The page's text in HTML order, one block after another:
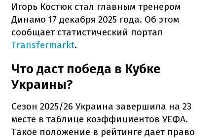
Игорь Костюк стал главным тренером
Динамо 17 декабря 2025 года. Об этом
сообщает статистический портал
Transfermarkt.
Что даст победа в Кубке
Украины?
Сезон 2025/26 Украина завершила на 23
месте в таблице коэффициентов УЕФА.
Такое положение в рейтинге дает право